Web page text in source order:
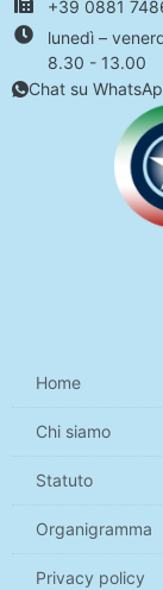
+39 0881
lunedì –
8.30 - 13.00
Chat su
Home
Chi siamo
Statuto
Organigramma
Privacy policy